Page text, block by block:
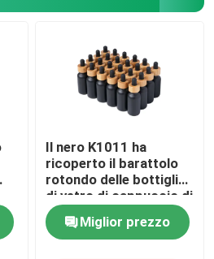
Il nero K1011 ha
ricoperto il barattolo
rotondo delle bottiglie
di vetro di cappuccio di
bambù del contagoccia
Miglior prezzo